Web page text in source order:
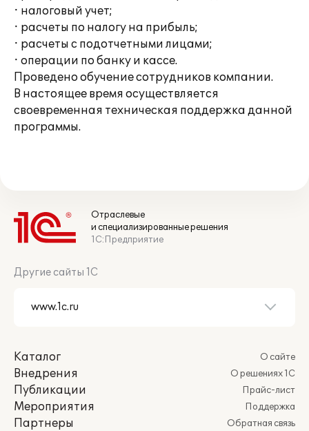
· налоговый учет;
· расчеты по налогу на прибыль;
· расчеты с подотчетными лицами;
· операции по банку и кассе.
Проведено обучение сотрудников компании.
В настоящее время осуществляется
своевременная техническая поддержка данной
программы.
Отраслевые
и специализированные решения
1С:Предприятие
Другие сайты 1С
Каталог
Внедрения
Публикации
Мероприятия
Партнеры
О сайте
О решениях 1С
Прайс-лист
Поддержка
Обратная связь